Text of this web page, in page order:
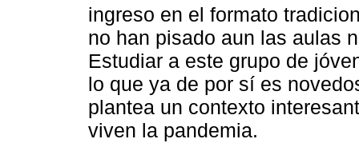
ingreso en el formato
no han pisado aun las aulas
Estudiar a este grupo de
lo que ya de por sí es
plantea un contexto
viven la pandemia.